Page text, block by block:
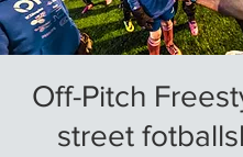
Off-Pitch
street